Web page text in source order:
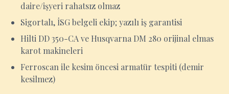
daire/işyeri rahatsız olmaz
Sigortalı, İSG belgeli ekip; yazılı iş garantisi
Hilti DD 350-CA ve Husqvarna DM 280 orijinal elmas
karot makineleri
Ferroscan ile kesim öncesi armatür tespiti (demir
kesilmez)